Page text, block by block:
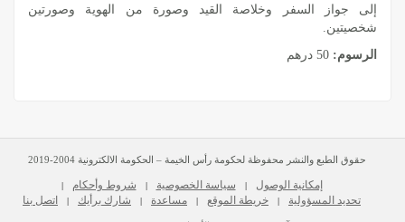
إلى جواز السفر وخلاصة القيد وصورة من الهوية وصورتين
شخصيتين.
الرسوم: 50 درهم
حقوق الطبع والنشر محفوظة لحكومة رأس الخيمة – الحكومة الالكترونية 2004-2019
إمكانية الوصول | سياسة الخصوصية | شروط وأحكام |
تحديد المسؤولية | خريطة الموقع | مساعدة | شارك برأيك | اتصل بنا